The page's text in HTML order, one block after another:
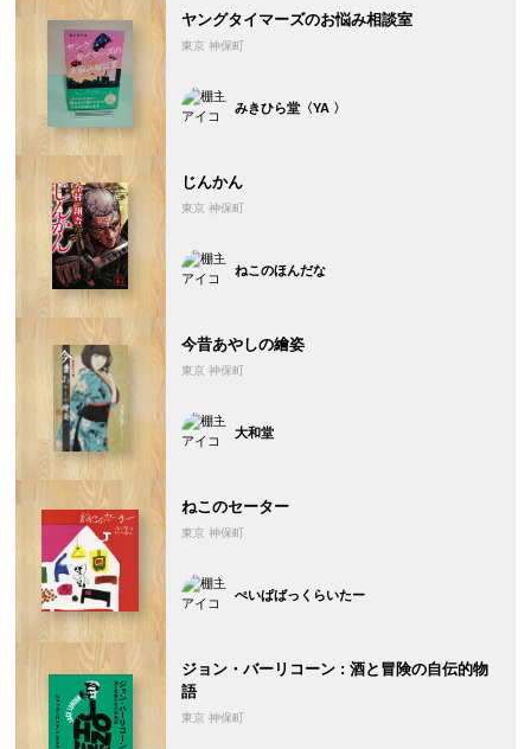
ヤングタイマーズのお悩み相談室
東京 神保町
みきひら堂〈YA 〉
じんかん
東京 神保町
ねこのほんだな
今昔あやしの繪姿
東京 神保町
大和堂
ねこのセーター
東京 神保町
ぺいぱばっくらいたー
ジョン・バーリコーン : 酒と冒険の自伝的物
語
東京 神保町